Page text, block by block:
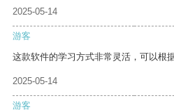
2025-05-14
游客
这款软件的学习方式非常灵活，可以根
2025-05-14
游客